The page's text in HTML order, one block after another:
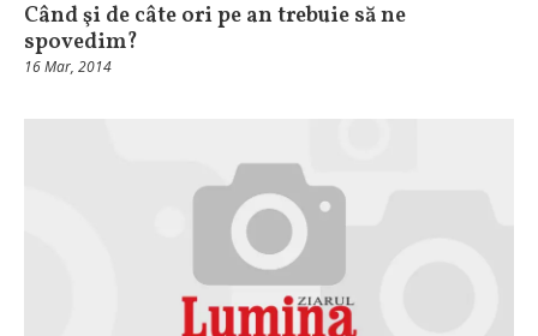
Când şi de câte ori pe an trebuie să ne
spovedim?
16 Mar, 2014